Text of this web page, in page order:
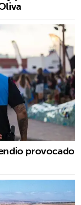
provocado